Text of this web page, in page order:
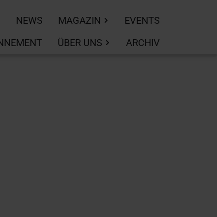
NEWS MAGAZIN
EVENTS
ÜBER UNS ARCHIV